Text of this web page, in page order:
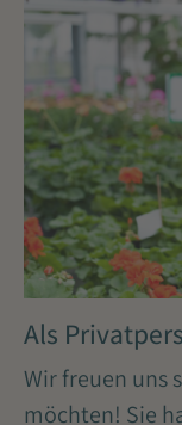
Als
Wir freuen uns
möchten! Sie